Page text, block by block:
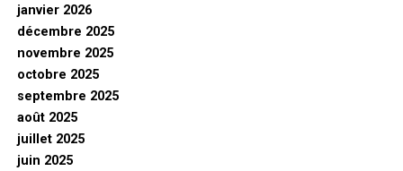
janvier 2026
décembre 2025
novembre 2025
octobre 2025
septembre 2025
août 2025
juillet 2025
juin 2025